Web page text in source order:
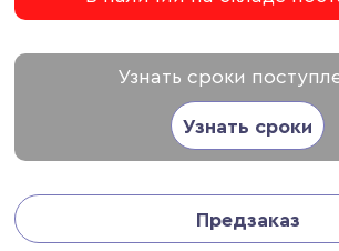
Узнать сроки
Узнать сроки
Предзаказ